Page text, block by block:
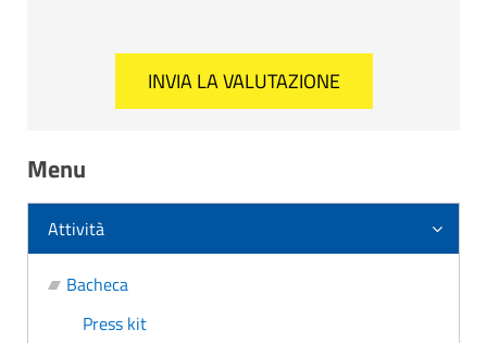
Menu
Attività
Bacheca
Press kit